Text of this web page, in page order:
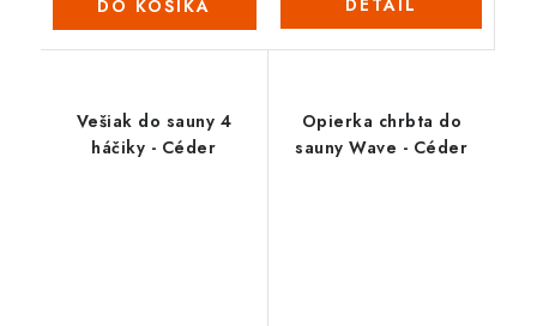
DO KOŠÍKA
Vešiak do sauny 4
háčiky - Céder
Opierka chrbta do
sauny Wave - Céder